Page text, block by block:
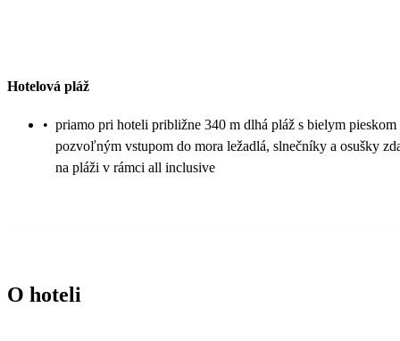
Hotelová pláž
• priamo pri hoteli približne 340 m dlhá pláž s bielym pieskom
pozvoľným vstupom do mora ležadlá, slnečníky a osušky
na pláži v rámci all inclusive
O hoteli